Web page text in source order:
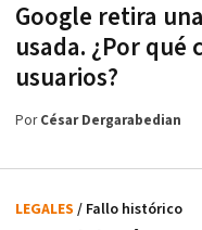
Google retira
usada. ¿Por qué
usuarios?
PorCésar Dergarabedian
LEGALES / Fallo histórico